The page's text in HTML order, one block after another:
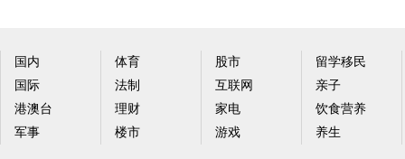
国内
国际
港澳台
军事
体育
法制
理财
楼市
股市
互联网
家电
游戏
留学移民
亲子
饮食营养
养生